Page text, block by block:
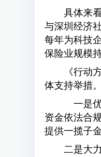
具体来
与深圳经济
每年为科技
保险业规模
《行动
体支持举措。
一是优
资金依法合
提供一揽子
二是大